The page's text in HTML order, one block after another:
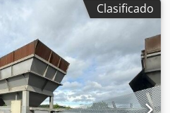
Clasificado